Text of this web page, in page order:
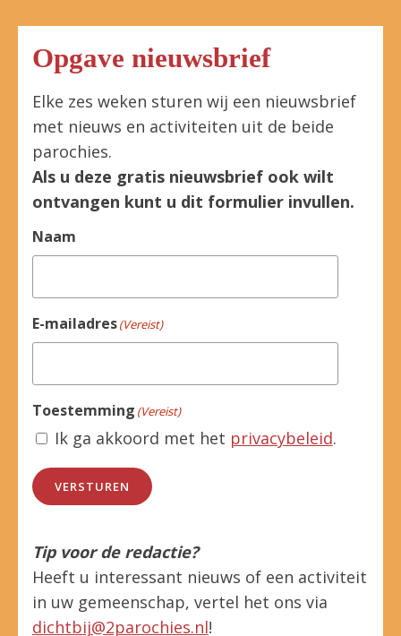
Opgave nieuwsbrief
Elke zes weken sturen wij een nieuwsbrief
met nieuws en activiteiten uit de beide
parochies.
Als u deze gratis nieuwsbrief ook wilt
ontvangen kunt u dit formulier invullen.
Naam
E-mailadres(Vereist)
Toestemming (Vereist)
Ik ga akkoord met het privacybeleid.
VERSTUREN
Tip voor de redactie?
Heeft u interessant nieuws of een activiteit
in uw gemeenschap, vertel het ons via
dichtbij@2parochies.nl!